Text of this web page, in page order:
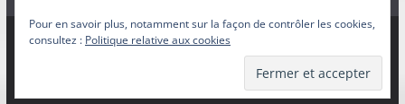
. Tous droits réservés.
par ThemeGrill. Propulsé parWordPress.
Pour en savoir plus, notamment sur la façon de contrôler les cookies,
consultez : Politique relative aux cookies